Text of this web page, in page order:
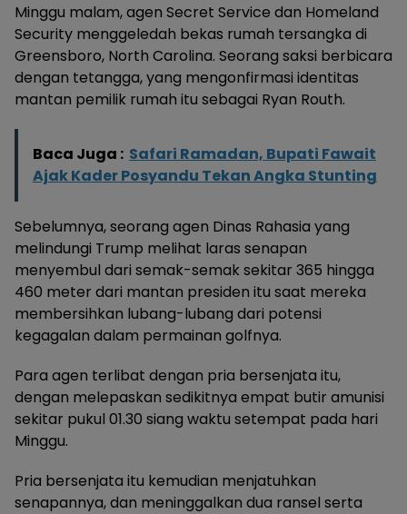
Minggu malam, agen Secret Service dan Homeland
Security menggeledah bekas rumah tersangka di
Greensboro, North Carolina. Seorang saksi berbicara
dengan tetangga, yang mengonfirmasi identitas
mantan pemilik rumah itu sebagai Ryan Routh.
Baca Juga : Safari Ramadan, Bupati Fawait
Ajak Kader Posyandu Tekan Angka Stunting
Sebelumnya, seorang agen Dinas Rahasia yang
melindungi Trump melihat laras senapan
menyembul dari semak-semak sekitar 365 hingga
460 meter dari mantan presiden itu saat mereka
membersihkan lubang-lubang dari potensi
kegagalan dalam permainan golfnya.
Para agen terlibat dengan pria bersenjata itu,
dengan melepaskan sedikitnya empat butir amunisi
sekitar pukul 01.30 siang waktu setempat pada hari
Minggu.
Pria bersenjata itu kemudian menjatuhkan
senapannya, dan meninggalkan dua ransel serta